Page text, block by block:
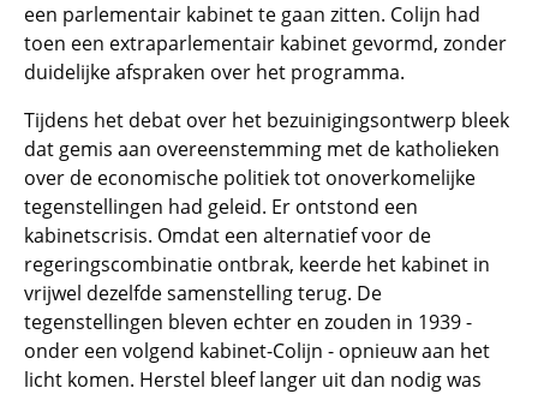
een parlementair kabinet te gaan zitten. Colijn had
toen een extraparlementair kabinet gevormd, zonder
duidelijke afspraken over het programma.
Tijdens het debat over het bezuinigingsontwerp bleek
dat gemis aan overeenstemming met de katholieken
over de economische politiek tot onoverkomelijke
tegenstellingen had geleid. Er ontstond een
kabinetscrisis. Omdat een alternatief voor de
regeringscombinatie ontbrak, keerde het kabinet in
vrijwel dezelfde samenstelling terug. De
tegenstellingen bleven echter en zouden in 1939 -
onder een volgend kabinet-Colijn - opnieuw aan het
licht komen. Herstel bleef langer uit dan nodig was